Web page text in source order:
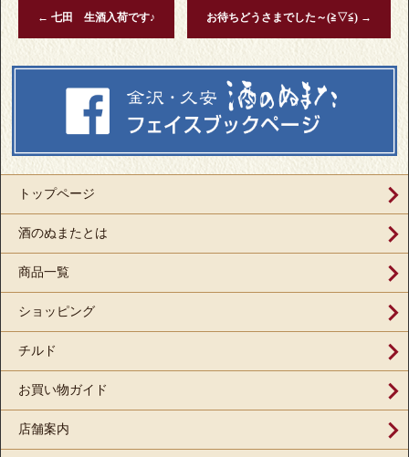
← 七田 生酒入荷です♪ お待ちどうさまでした～(≧▽≦) →
トップページ
酒のぬまたとは
商品一覧
ショッピング
チルド
お買い物ガイド
店舗案内